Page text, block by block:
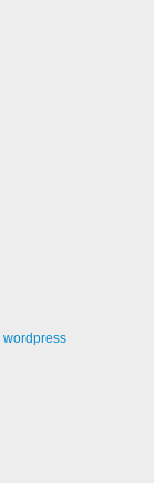
wordpress